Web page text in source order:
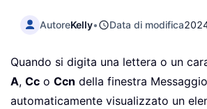
AutoreKelly• Data di modifica
Quando si digita una lettera o un
A, Cc o Ccn della finestra
automaticamente visualizzato un